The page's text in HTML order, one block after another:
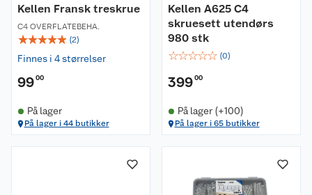
Kellen Fransk treskrue
C4 OVERFLATEBEHA.
☆☆☆☆☆ (2)
Finnes i 4 størrelser
9900
På lager
På lager i 44 butikker
Kellen A625 C4
skruesett utendørs
980 stk
☆☆☆☆☆ (0)
39900
På lager (+100)
På lager i 65 butikker